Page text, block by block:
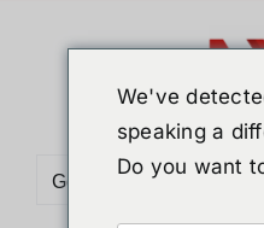
Go to...
We've
speaking a
Do you want